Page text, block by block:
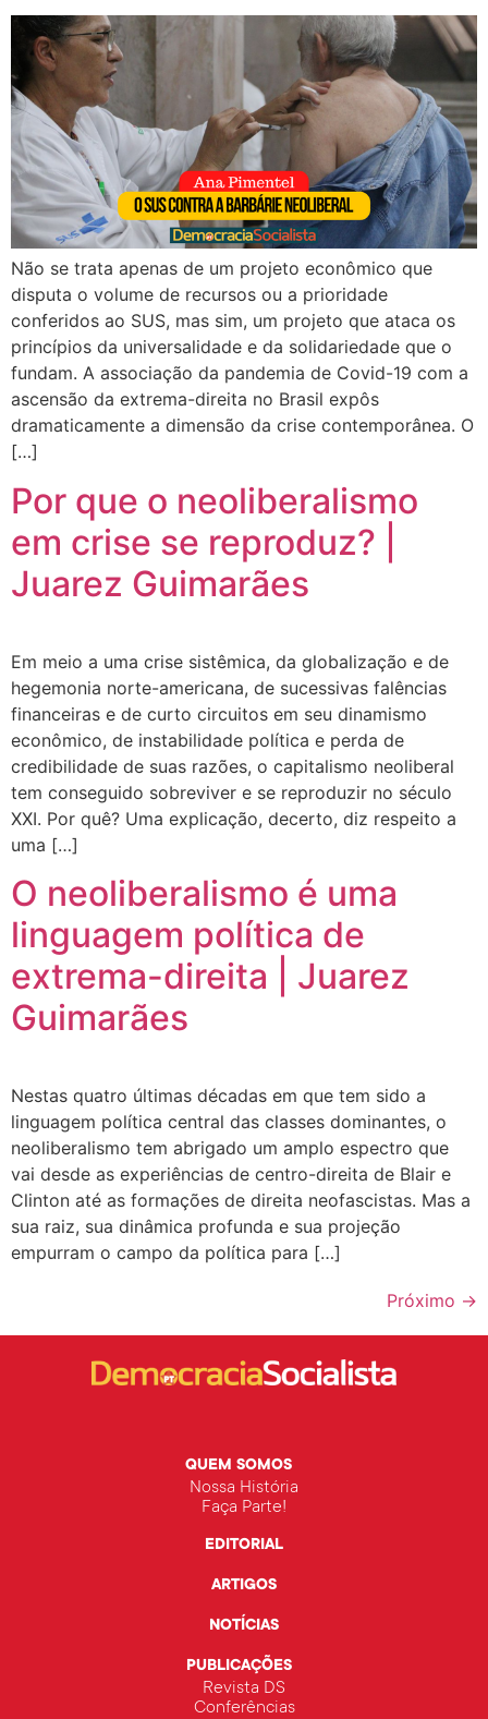
Não se trata apenas de um projeto econômico que
disputa o volume de recursos ou a prioridade
conferidos ao SUS, mas sim, um projeto que ataca os
princípios da universalidade e da solidariedade que o
fundam. A associação da pandemia de Covid-19 com a
ascensão da extrema-direita no Brasil expôs
dramaticamente a dimensão da crise contemporânea. O
[…]
Por que o neoliberalismo
em crise se reproduz? |
Juarez Guimarães
Em meio a uma crise sistêmica, da globalização e de
hegemonia norte-americana, de sucessivas falências
financeiras e de curto circuitos em seu dinamismo
econômico, de instabilidade política e perda de
credibilidade de suas razões, o capitalismo neoliberal
tem conseguido sobreviver e se reproduzir no século
XXI. Por quê? Uma explicação, decerto, diz respeito a
uma […]
O neoliberalismo é uma
linguagem política de
extrema-direita | Juarez
Guimarães
Nestas quatro últimas décadas em que tem sido a
linguagem política central das classes dominantes, o
neoliberalismo tem abrigado um amplo espectro que
vai desde as experiências de centro-direita de Blair e
Clinton até as formações de direita neofascistas. Mas a
sua raiz, sua dinâmica profunda e sua projeção
empurram o campo da política para […]
Próximo →
QUEM SOMOS
Nossa História
Faça Parte!
EDITORIAL
ARTIGOS
NOTÍCIAS
PUBLICAÇÕES
Revista DS
Conferências